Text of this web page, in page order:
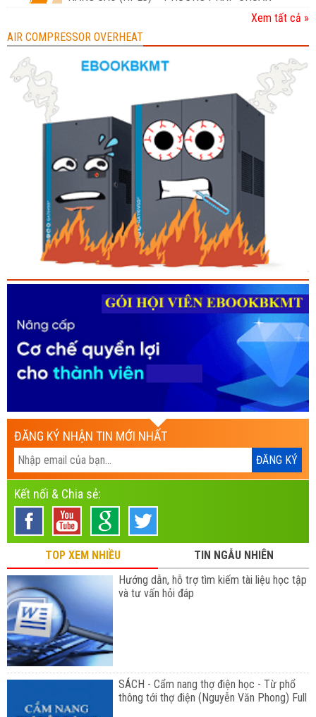
Xem tất cả »
AIR COMPRESSOR OVERHEAT
ĐĂNG KÝ NHẬN TIN MỚI NHẤT
Kết nối & Chia sẻ:
TOP XEM NHIỀU
TIN NGẪU NHIÊN
Hướng dẫn, hỗ trợ tìm kiếm tài liệu học tập
và tư vấn hỏi đáp
SÁCH - Cẩm nang thợ điện học - Từ phổ
thông tới thợ điện (Nguyễn Văn Phong) Full